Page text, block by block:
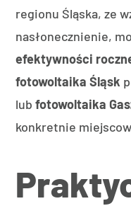
regionu Śląska, ze
nasłonecznienie,
efektywności
fotowoltaika Śląsk
lubfotowoltaika
konkretnie